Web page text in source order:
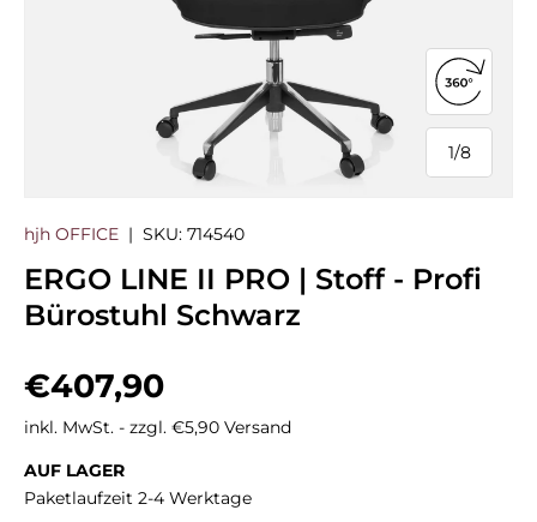
1/
von
8
360°-
hjh OFFICE | SKU: 714540
ERGO LINE II PRO | Stoff - Profi
Bürostuhl Schwarz
Normaler Preis
€407,90
inkl. MwSt. - zzgl. €5,90 Versand
AUF LAGER
Paketlaufzeit 2-4 Werktage